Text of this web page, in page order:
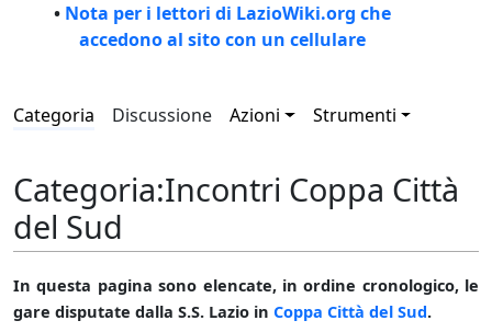
• Nota per i lettori di LazioWiki.org che
accedono al sito con un cellulare
Categoria Discussione Azioni Strumenti
Categoria:Incontri Coppa Città
del Sud
In questa pagina sono elencate, in ordine cronologico, le
gare disputate dalla S.S. Lazio in Coppa Città del Sud.